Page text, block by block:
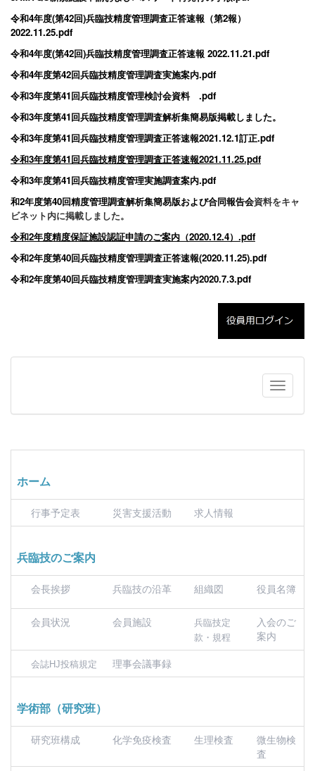
令和4年度(第42回)兵臨技精度管理調査正答速報（第2報）
2022.11.25.pdf
令和4年度(第42回)兵臨技精度管理調査正答速報 2022.11.21.pdf
令和4年度第42回兵臨技精度管理調査実施案内.pdf
令和3年度第41回兵臨技精度管理検討会資料 .pdf
令和3年度第41回兵臨技精度管理調査解析集簡易版掲載しました。
令和3年度第41回兵臨技精度管理調査正答速報2021.12.1訂正.pdf
令和3年度第41回兵臨技精度管理調査正答速報2021.11.25.pdf
令和3年度第41回兵臨技精度管理実施調査案内.pdf
和2年度第40回精度管理調査解析集簡易版および合同報告会資料をキャ
ビネット内に掲載しました。
令和2年度精度保証施設認証申請のご案内（2020.12.4）.pdf
令和2年度第40回兵臨技精度管理調査正答速報(2020.11.25).pdf
令和2年度第40回兵臨技精度管理調査実施案内2020.7.3.pdf
ホーム
行事予定表 災害支援活動 求人情報
兵臨技のご案内
会長挨拶 兵臨技の沿革 組織図 役員名簿
会員状況 会員施設
兵臨技定
款・規程
入会のご
案内
会誌HJ投稿規定 理事会議事録
学術部（研究班）
研究班構成 化学免疫検査 生理検査
微生物検
査